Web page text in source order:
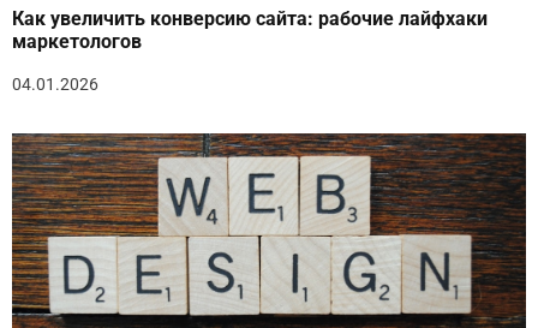
Как увеличить конверсию сайта: рабочие лайфхаки
маркетологов
04.01.2026